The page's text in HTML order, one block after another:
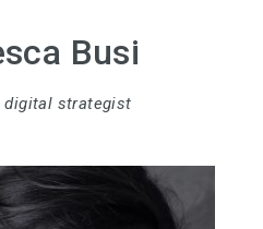
Busi
digital strategist